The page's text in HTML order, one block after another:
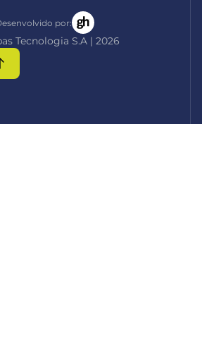
por:
Tecnologia S.A | 2026